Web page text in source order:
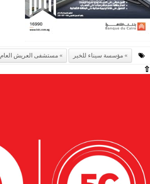
مؤسسة سيناء للخير مستشفى العريش العام
⇧